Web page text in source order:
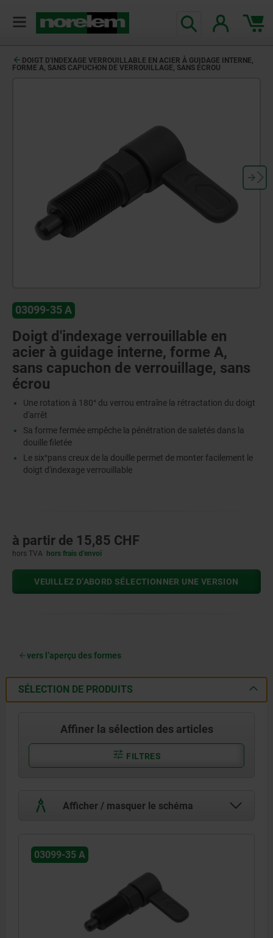
DOIGT D'INDEXAGE VERROUILLABLE EN ACIER À GUIDAGE INTERNE,
FORME A, SANS CAPUCHON DE VERROUILLAGE, SANS ÉCROU
03099-35 A
Doigt d'indexage verrouillable en
acier à guidage interne, forme A,
sans capuchon de verrouillage, sans
écrou
Une rotation à 180° du verrou entraîne la rétractation du doigt
d'arrêt
Sa forme fermée empêche la pénétration de saletés dans la
douille filetée
Le six°pans creux de la douille permet de monter facilement le
doigt d'indexage verrouillable
à partir de 15,85 CHF
hors TVA hors frais d’envoi
VEUILLEZ D’ABORD SÉLECTIONNER UNE VERSION
vers l’aperçu des formes
SÉLECTION DE PRODUITS
Affiner la sélection des articles
FILTRES
Afficher / masquer le schéma
03099-35 A